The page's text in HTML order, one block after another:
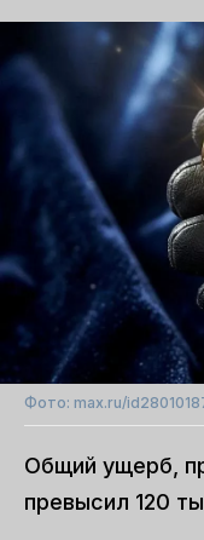
Фото: max.ru/
Общий ущерб,
превысил 120